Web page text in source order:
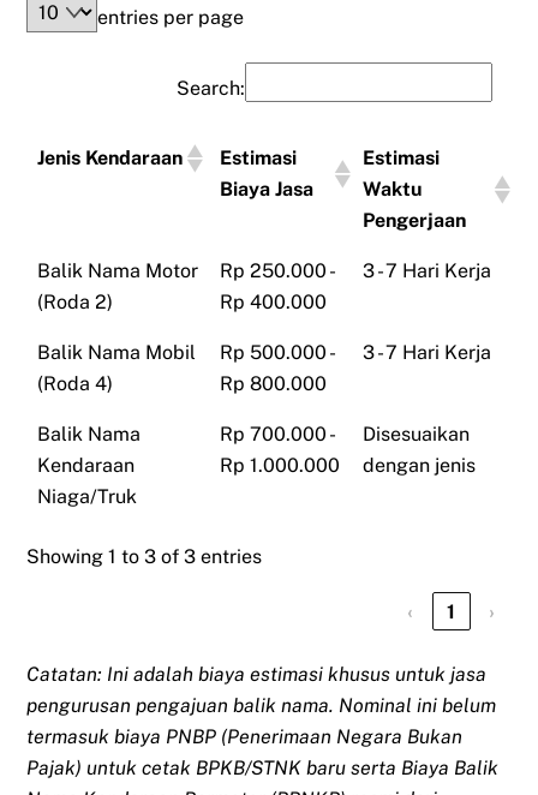
entries per page
Search:
Jenis Kendaraan
Estimasi
Biaya Jasa
Estimasi
Waktu
Pengerjaan
Balik Nama Motor
(Roda 2)
Rp 250.000 -
Rp 400.000
3 - 7 Hari Kerja
Balik Nama Mobil
(Roda 4)
Rp 500.000 -
Rp 800.000
3 - 7 Hari Kerja
Balik Nama
Kendaraan
Niaga/Truk
Rp 700.000 -
Rp 1.000.000
Disesuaikan
dengan jenis
Showing 1 to 3 of 3 entries
‹ 1 ›
Catatan: Ini adalah biaya estimasi khusus untuk jasa
pengurusan pengajuan balik nama. Nominal ini belum
termasuk biaya PNBP (Penerimaan Negara Bukan
Pajak) untuk cetak BPKB/STNK baru serta Biaya Balik